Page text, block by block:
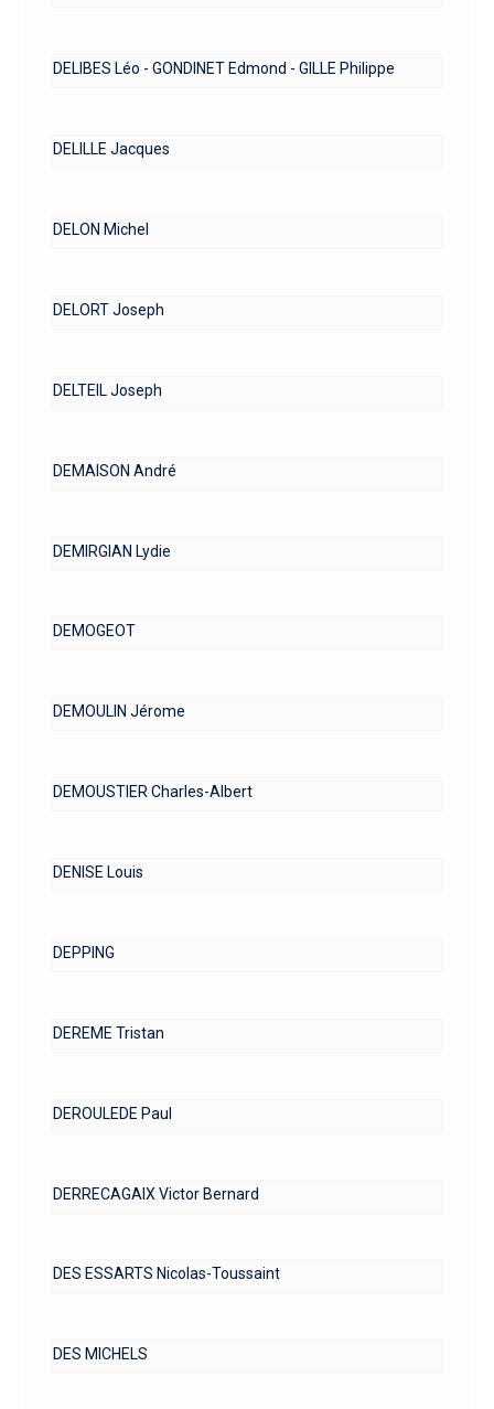
DELIBES Léo - GONDINET Edmond - GILLE Philippe
DELILLE Jacques
DELON Michel
DELORT Joseph
DELTEIL Joseph
DEMAISON André
DEMIRGIAN Lydie
DEMOGEOT
DEMOULIN Jérome
DEMOUSTIER Charles-Albert
DENISE Louis
DEPPING
DEREME Tristan
DEROULEDE Paul
DERRECAGAIX Victor Bernard
DES ESSARTS Nicolas-Toussaint
DES MICHELS